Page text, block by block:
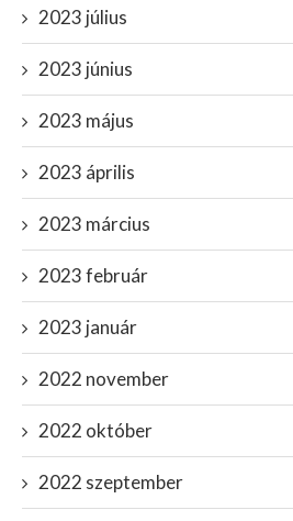
2023 július
2023 június
2023 május
2023 április
2023 március
2023 február
2023 január
2022 november
2022 október
2022 szeptember